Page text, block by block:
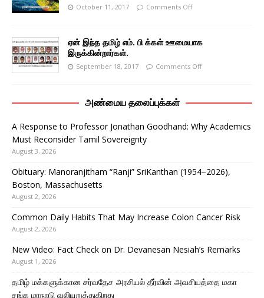
October 11, 2017 Comments Off
ஏன் இந்த தமிழ் எம். பி க்கள் ஊமையாக
இருக்கின்றார்கள்.
September 18, 2017 Comments Off
அண்மைய தலைப்புக்கள்
A Response to Professor Jonathan Goodhand: Why Academics
Must Reconsider Tamil Sovereignty
August 3, 2026
Obituary: Manoranjitham “Ranji” SriKanthan (1954–2026),
Boston, Massachusetts
August 2, 2026
Common Daily Habits That May Increase Colon Cancer Risk
August 2, 2026
New Video: Fact Check on Dr. Devanesan Nesiah’s Remarks
August 1, 2026
தமிழ் மக்களுக்கான சர்வதேச அரசியல் தீர்வின் அவசியத்தை மகா
சங்க மாநாடு வலியுறுத்துகிறது